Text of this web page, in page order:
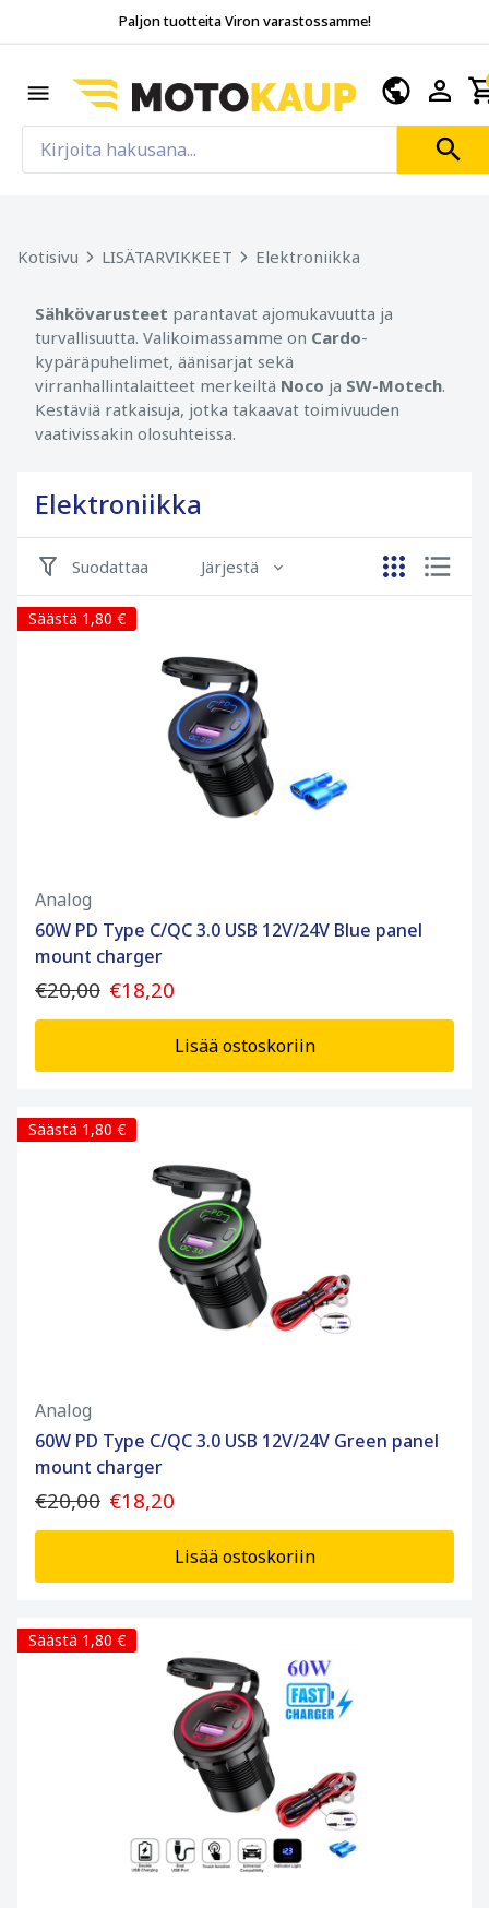
Paljon tuotteita Viron varastossamme!
Kotisivu LISÄTARVIKKEET Elektroniikka
Sähkövarusteet parantavat ajomukavuutta ja
turvallisuutta. Valikoimassamme on Cardo-
kypäräpuhelimet, äänisarjat sekä
virranhallintalaitteet merkeiltä Noco ja SW-Motech.
Kestäviä ratkaisuja, jotka takaavat toimivuuden
vaativissakin olosuhteissa.
Elektroniikka
Suodattaa Järjestä
Säästä 1,80 €
Analog
60W PD Type C/QC 3.0 USB 12V/24V Blue panel
mount charger
€20,00 €18,20
Lisää ostoskoriin
Säästä 1,80 €
Analog
60W PD Type C/QC 3.0 USB 12V/24V Green panel
mount charger
€20,00 €18,20
Lisää ostoskoriin
Säästä 1,80 €